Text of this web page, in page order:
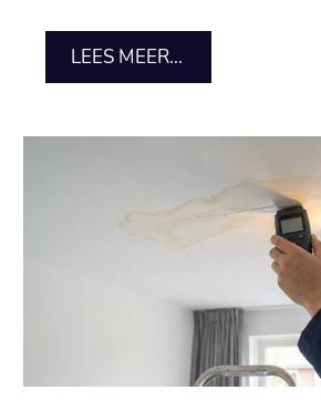
LEES MEER...